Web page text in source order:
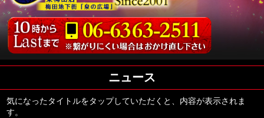
ニュース
気になったタイトルをタップしていただくと、内容が表示されま
す。